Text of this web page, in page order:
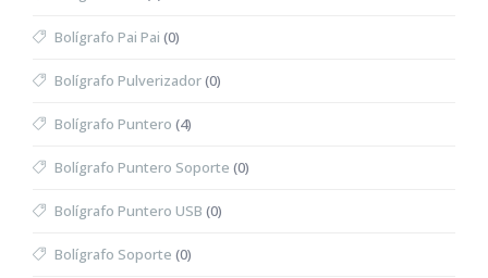
Bolígrafo Pai Pai (0)
Bolígrafo Pulverizador(0)
Bolígrafo Puntero (4)
Bolígrafo Puntero Soporte (0)
Bolígrafo Puntero USB (0)
Bolígrafo Soporte (0)